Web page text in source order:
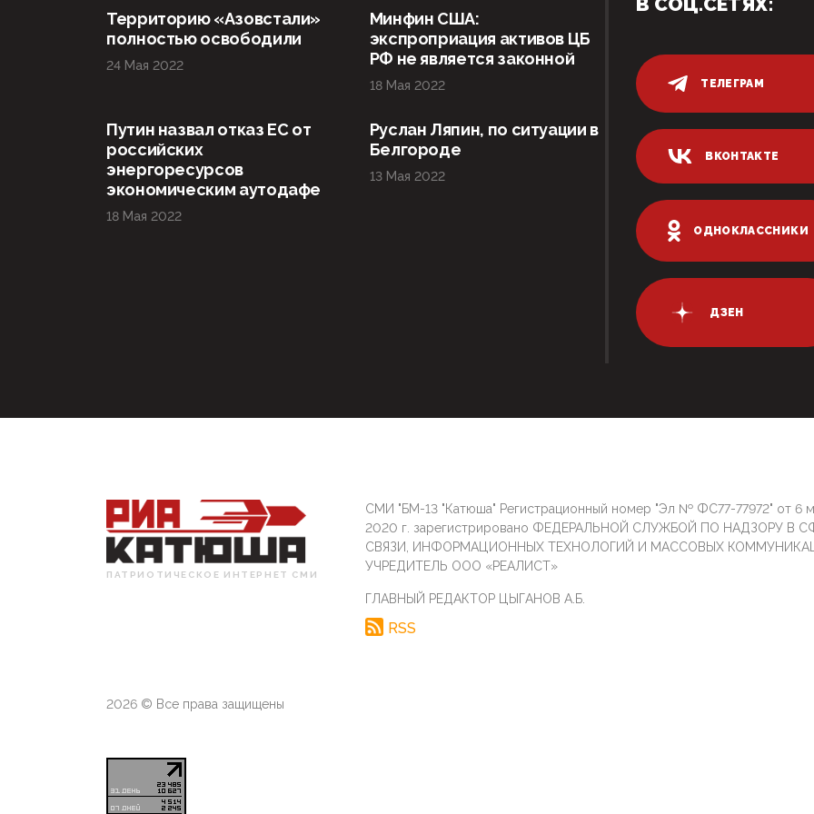
Территорию «Азовстали»
полностью освободили
24 Мая 2022
Минфин США:
экспроприация активов ЦБ
РФ не является законной
18 Мая 2022
Путин назвал отказ ЕС от
российских
энергоресурсов
экономическим аутодафе
18 Мая 2022
Руслан Ляпин, по ситуации в
Белгороде
13 Мая 2022
ТЕЛЕГРАМ
ВКОНТАКТЕ
ОДНОКЛАССНИКИ
ДЗЕН
ПАТРИОТИЧЕСКОЕ ИНТЕРНЕТ СМИ
СМИ "БМ-13 "Катюша" Регистрационный номер "Эл № ФС77-77972" от 6
2020 г. зарегистрировано ФЕДЕРАЛЬНОЙ СЛУЖБОЙ ПО НАДЗОРУ В
СВЯЗИ, ИНФОРМАЦИОННЫХ ТЕХНОЛОГИЙ И МАССОВЫХ
УЧРЕДИТЕЛЬ ООО «РЕАЛИСТ»
ГЛАВНЫЙ РЕДАКТОР ЦЫГАНОВ А.Б.
RSS
2026 © Все права защищены